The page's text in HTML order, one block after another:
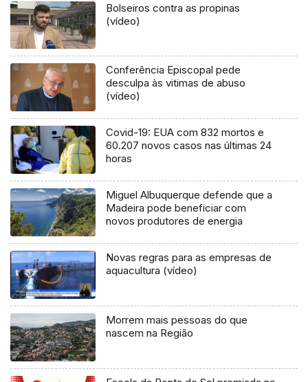
Bolseiros contra as propinas
(vídeo)
Conferência Episcopal pede
desculpa às vitimas de abuso
(vídeo)
Covid-19: EUA com 832 mortos e
60.207 novos casos nas últimas 24
horas
Miguel Albuquerque defende que a
Madeira pode beneficiar com
novos produtores de energia
Novas regras para as empresas de
aquacultura (vídeo)
Morrem mais pessoas do que
nascem na Região